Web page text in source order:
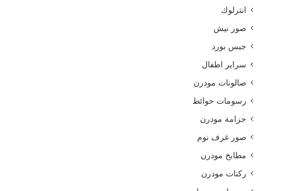
انترلوك
صور نيش
جبس بورد
سراير اطفال
صالونات مودرن
رسومات حوائط
جزامة مودرن
صور غرف نوم
مطابخ مودرن
ركنات مودرن